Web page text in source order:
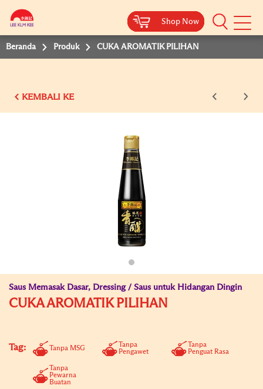
Shop Now
Shop Now
Shop Now
Shop Now
Shop Now
Beranda Produk CUKA AROMATIK PILIHAN
KEMBALI KE
Saus Memasak Dasar, Dressing / Saus untuk Hidangan Dingin
CUKA AROMATIK PILIHAN
Tag: Tanpa MSG
Tanpa
Pengawet
Tanpa
Penguat Rasa
Tanpa
Pewarna
Buatan